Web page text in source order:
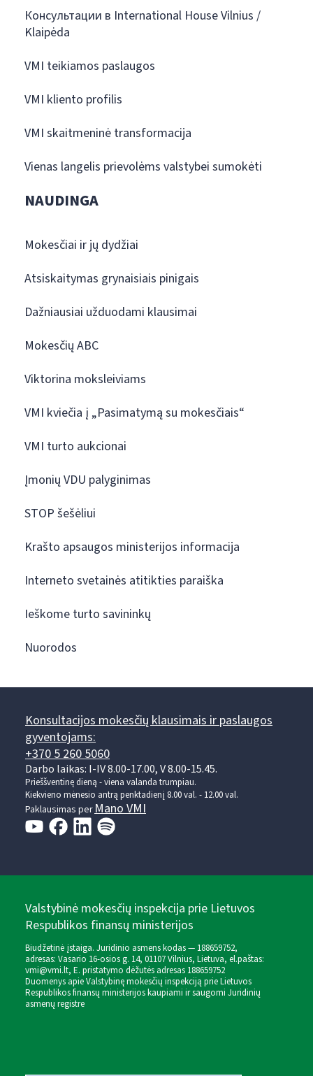
Консультации в International House Vilnius /
Klaipėda
VMI teikiamos paslaugos
VMI kliento profilis
VMI skaitmeninė transformacija
Vienas langelis prievolėms valstybei sumokėti
NAUDINGA
Mokesčiai ir jų dydžiai
Atsiskaitymas grynaisiais pinigais
Dažniausiai užduodami klausimai
Mokesčių ABC
Viktorina moksleiviams
VMI kviečia į „Pasimatymą su mokesčiais“
VMI turto aukcionai
Įmonių VDU palyginimas
STOP šešėliui
Krašto apsaugos ministerijos informacija
Interneto svetainės atitikties paraiška
Ieškome turto savininkų
Nuorodos
Konsultacijos mokesčių klausimais ir paslaugos
gyventojams:
+370 5 260 5060
Darbo laikas: I-IV 8.00-17.00, V 8.00-15.45.
Prieššventinę dieną - viena valanda trumpiau.
Kiekvieno mėnesio antrą penktadienį 8.00 val. - 12.00 val.
Paklausimas per Mano VMI
Valstybinė mokesčių inspekcija prie Lietuvos
Respublikos finansų ministerijos
Biudžetinė įstaiga. Juridinio asmens kodas — 188659752,
adresas: Vasario 16-osios g. 14, 01107 Vilnius, Lietuva, el.paštas:
vmi@vmi.lt, E. pristatymo dėžutės adresas 188659752
Duomenys apie Valstybinę mokesčių inspekciją prie Lietuvos
Respublikos finansų ministerijos kaupiami ir saugomi Juridinių
asmenų registre